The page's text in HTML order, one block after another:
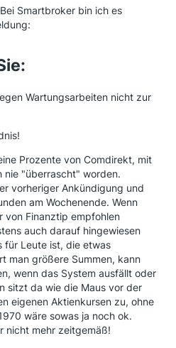
Smartbroker bin ich es
Wartungsarbeiten nicht zur
Prozente von Comdirekt, mit
nie "überrascht" worden.
vorheriger Ankündigung und
am Wochenende. Wenn
von Finanztip empfohlen
auch darauf hingewiesen
für Leute ist, die etwas
man größere Summen, kann
wenn das System ausfällt oder
sitzt da wie die Maus vor der
eigenen Aktienkursen zu, ohne
wäre sowas ja noch ok.
nicht mehr zeitgemäß!